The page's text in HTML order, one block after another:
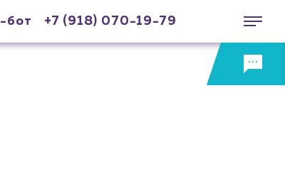
бот +7 (918) 070-19-79